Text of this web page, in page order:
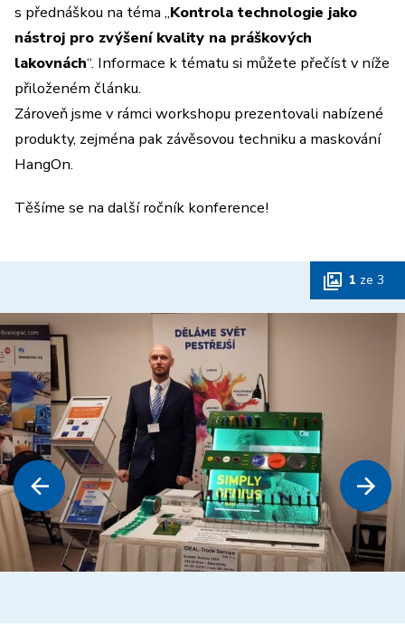
s přednáškou na téma „Kontrola technologie jako
nástroj pro zvýšení kvality na práškových
lakovnách“. Informace k tématu si můžete přečíst v níže
přiloženém článku.
Zároveň jsme v rámci workshopu prezentovali nabízené
produkty, zejména pak závěsovou techniku a maskování
HangOn.
Těšíme se na další ročník konference!
1 ze 3